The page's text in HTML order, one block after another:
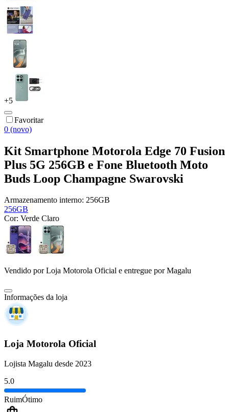
+5
Favoritar
0 (novo)
Kit Smartphone Motorola Edge 70 Fusion
Plus 5G 256GB e Fone Bluetooth Moto
Buds Loop Champagne Swarovski
Armazenamento interno: 256GB
256GB
Cor: Verde Claro
Vendido porLoja Motorola Oficial e entregue por Magalu
Informações da loja
Loja Motorola Oficial
Lojista Magalu desde 2023
5.0
RuimÓtimo